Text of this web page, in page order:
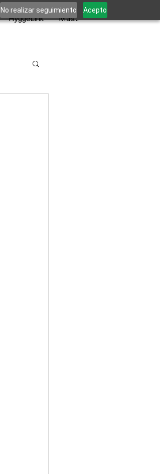
No realizar seguimiento Acepto
HyggeLink Más...